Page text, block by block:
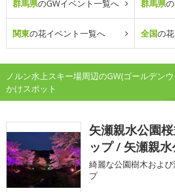
群馬県のGWイベント一覧へ 群馬県
関東の花イベント一覧へ 全国の
ノルン水上スキー場周辺のGW(ゴールデン
かけスポット
矢瀬親水公園
ップ / 矢瀬親
綺麗な公園樹木およ
プ